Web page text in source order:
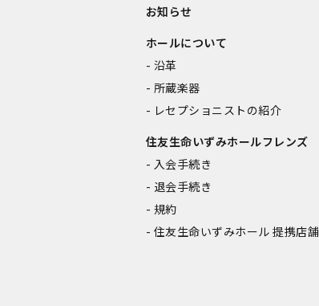
お知らせ
ホールについて
沿革
所蔵楽器
レセプショニストの紹介
住友生命いずみホールフレンズ
入会手続き
退会手続き
規約
住友生命いずみホール 提携店舗